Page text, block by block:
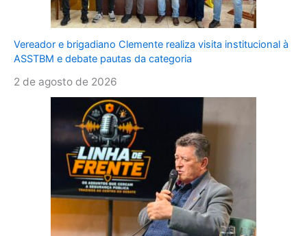
Vereador e brigadiano Clemente realiza visita institucional à
ASSTBM e debate pautas da categoria
2 de agosto de 2026